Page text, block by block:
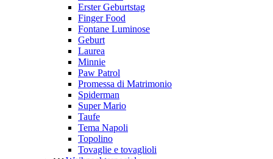
Erster Geburtstag
Finger Food
Fontane Luminose
Geburt
Laurea
Minnie
Paw Patrol
Promessa di Matrimonio
Spiderman
Super Mario
Taufe
Tema Napoli
Topolino
Tovaglie e tovaglioli